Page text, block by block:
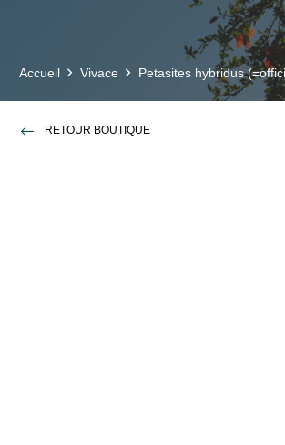
Accueil Vivace Petasites hybridus
RETOUR BOUTIQUE